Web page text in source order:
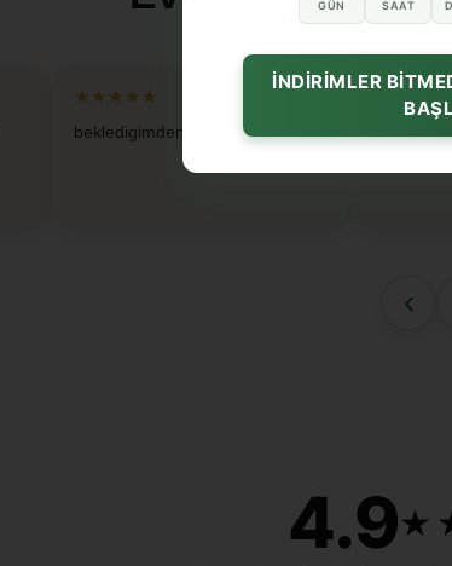
★★★★★
bekledigimden guzel geldi
‹
4.9
GÜN SAAT
İNDİRİMLER